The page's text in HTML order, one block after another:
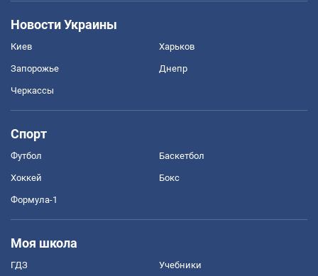
Новости Украины
Киев Харьков
Запорожье Днепр
Черкассы
Спорт
Футбол Баскетбол
Хоккей Бокс
Формула-1
Моя школа
ГДЗ Учебники